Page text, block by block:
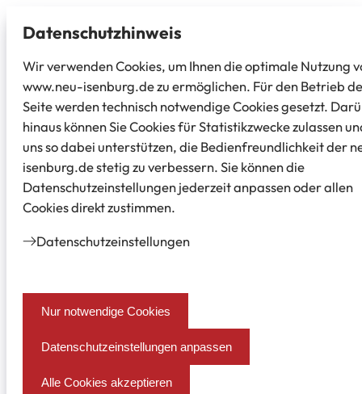
Datenschutz­hinweis
Wir verwenden Cookies, um Ihnen die optimale Nutzung
www.neu-isenburg.de zu ermöglichen. Für den Betrieb
Seite werden technisch notwendige Cookies gesetzt.
hinaus können Sie Cookies für Statistikzwecke zulassen
uns so dabei unterstützen, die Bedienfreundlichkeit der
isenburg.de stetig zu verbessern. Sie können die
Datenschutzeinstellungen jederzeit anpassen oder allen
Cookies direkt zustimmen.
Datenschutz­einstellungen
Nur notwendige Cookies
Datenschutzeinstellungen anpassen
Alle Cookies akzeptieren